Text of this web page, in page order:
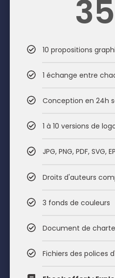
10 propositions
1 échange entre
Conception en 24h
1 à 10 versions de
JPG, PNG, PDF, SVG,
Droits d'auteurs
3 fonds de couleurs
Document de
Fichiers des polices